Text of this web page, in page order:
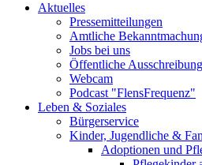
Aktuelles
Pressemitteilungen
Amtliche
Jobs bei uns
Öffentliche
Webcam
Podcast "FlensFrequenz"
Leben & Soziales
Bürgerservice
Kinder, Jugendliche &
Adoptionen und